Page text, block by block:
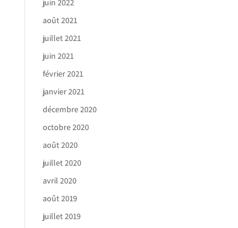
juin 2022
août 2021
juillet 2021
juin 2021
février 2021
janvier 2021
décembre 2020
octobre 2020
août 2020
juillet 2020
avril 2020
août 2019
juillet 2019